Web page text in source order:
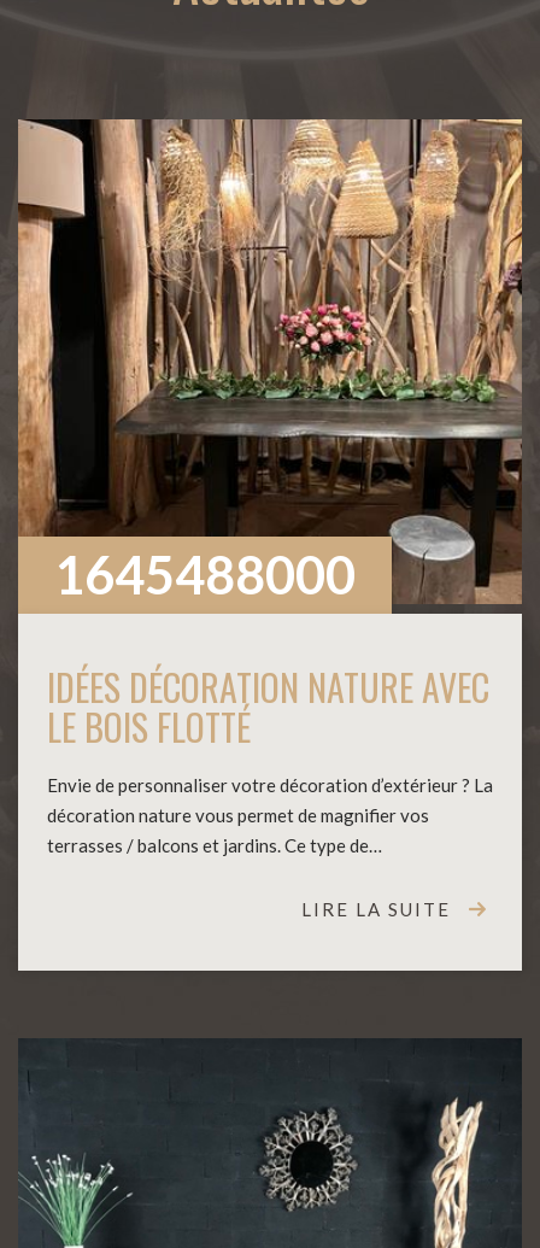
1645488000
IDÉES DÉCORATION NATURE AVEC
LE BOIS FLOTTÉ
Envie de personnaliser votre décoration d’extérieur ? La
décoration nature vous permet de magnifier vos
terrasses / balcons et jardins. Ce type de…
LIRE LA SUITE